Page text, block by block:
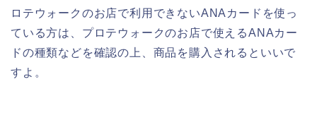
ロテウォークのお店で利用できないANAカードを使っ
ている方は、プロテウォークのお店で使えるANAカー
ドの種類などを確認の上、商品を購入されるといいで
すよ。